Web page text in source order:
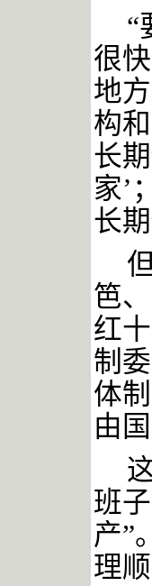
“
很
地
构
长
家’
长
笆
红
制
体
由
班
产”
理